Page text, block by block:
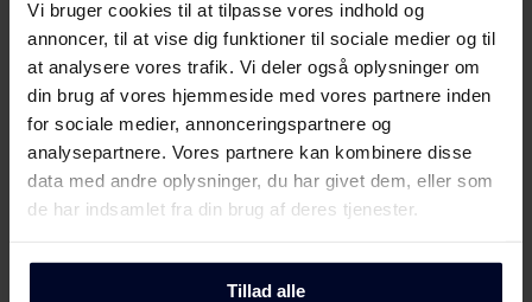
Vi bruger cookies til at tilpasse vores indhold og
annoncer, til at vise dig funktioner til sociale medier og til
at analysere vores trafik. Vi deler også oplysninger om
din brug af vores hjemmeside med vores partnere inden
for sociale medier, annonceringspartnere og
analysepartnere. Vores partnere kan kombinere disse
data med andre oplysninger, du har givet dem, eller som
de har indsamlet fra din brug af deres tjenester.
Tillad alle
(DK,EN,FI,NO,SV)
Download
Produktbillede KF 4386-90 FN X/1
Produktbillede KF 4386-
90 FN X/1
Download
90 FN X/1
Vis mere